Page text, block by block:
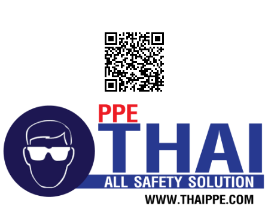
งานคลังสินค้า
งานขับรถ
งานขับรถโฟลค์ลิฟ